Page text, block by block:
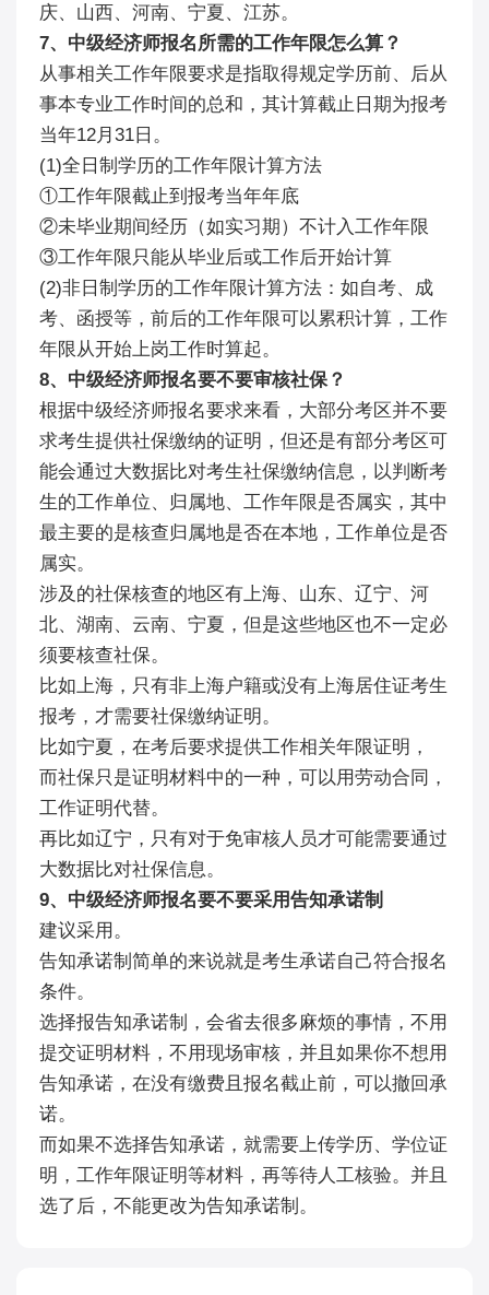
庆、山西、河南、宁夏、江苏。
7、中级经济师报名所需的工作年限怎么算？
从事相关工作年限要求是指取得规定学历前、后从
事本专业工作时间的总和，其计算截止日期为报考
当年12月31日。
(1)全日制学历的工作年限计算方法
①工作年限截止到报考当年年底
②未毕业期间经历（如实习期）不计入工作年限
③工作年限只能从毕业后或工作后开始计算
(2)非日制学历的工作年限计算方法：如自考、成
考、函授等，前后的工作年限可以累积计算，工作
年限从开始上岗工作时算起。
8、中级经济师报名要不要审核社保？
根据中级经济师报名要求来看，大部分考区并不要
求考生提供社保缴纳的证明，但还是有部分考区可
能会通过大数据比对考生社保缴纳信息，以判断考
生的工作单位、归属地、工作年限是否属实，其中
最主要的是核查归属地是否在本地，工作单位是否
属实。
涉及的社保核查的地区有上海、山东、辽宁、河
北、湖南、云南、宁夏，但是这些地区也不一定必
须要核查社保。
比如上海，只有非上海户籍或没有上海居住证考生
报考，才需要社保缴纳证明。
比如宁夏，在考后要求提供工作相关年限证明，
而社保只是证明材料中的一种，可以用劳动合同，
工作证明代替。
再比如辽宁，只有对于免审核人员才可能需要通过
大数据比对社保信息。
9、中级经济师报名要不要采用告知承诺制
建议采用。
告知承诺制简单的来说就是考生承诺自己符合报名
条件。
选择报告知承诺制，会省去很多麻烦的事情，不用
提交证明材料，不用现场审核，并且如果你不想用
告知承诺，在没有缴费且报名截止前，可以撤回承
诺。
而如果不选择告知承诺，就需要上传学历、学位证
明，工作年限证明等材料，再等待人工核验。并且
选了后，不能更改为告知承诺制。